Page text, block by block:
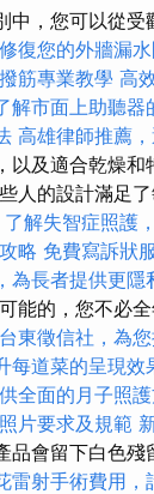
，您可以從
復您的外牆漏水
筋專業教學 高
解市面上助聽器
高雄律師推薦
及適合乾燥和
人的設計滿足
了解失智症照護
略 免費寫訴狀
為長者提供更隱
能的，您不必
台東徵信社，為
每道菜的呈現效
全面的月子照
片要求及規範
會留下白色殘
雷射手術費用，